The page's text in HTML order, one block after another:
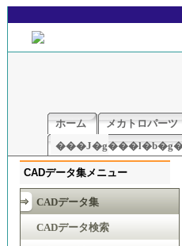
ホーム メカトロパーツ
CADデータ集メニュー
CADデータ集
CADデータ検索